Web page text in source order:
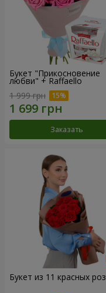
Букет "Прикосновение
любви" + Raffaello
1 999 грн
Заказать
Букет из 11 красных роз